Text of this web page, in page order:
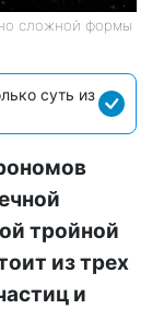
сложной формы
суть из
тройной
из трех
и